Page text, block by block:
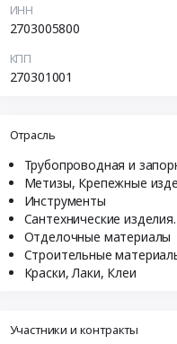
ИНН
2703005800
КПП
270301001
Отрасль
Трубопроводная и
Метизы, Крепежные
Инструменты
Сантехнические
Отделочные материалы
Строительные
Краски, Лаки, Клеи
Участники и контракты